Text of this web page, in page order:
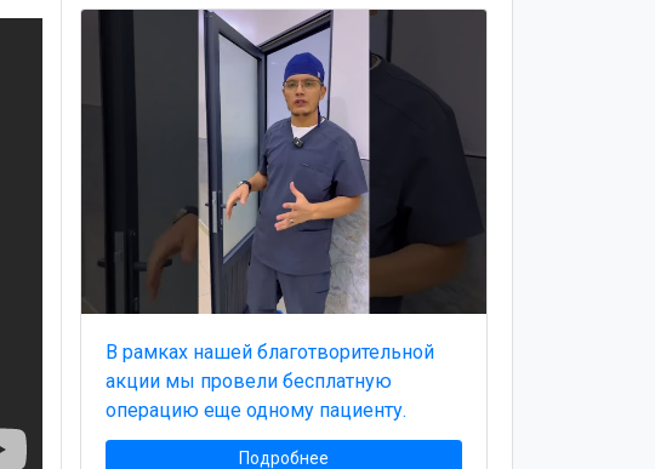
В рамках нашей благотворительной
акции мы провели бесплатную
операцию еще одному пациенту.
Подробнее